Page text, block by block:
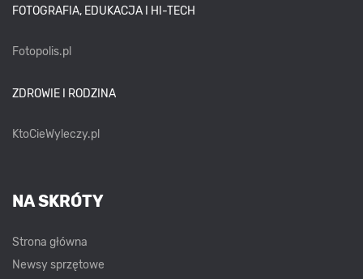
FOTOGRAFIA, EDUKACJA I HI-TECH
Fotopolis.pl
ZDROWIE I RODZINA
KtoCieWyleczy.pl
NA SKRÓTY
Strona główna
Newsy sprzętowe